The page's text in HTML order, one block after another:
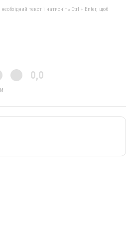
текст і натисніть Ctrl + Enter, щоб
0,0